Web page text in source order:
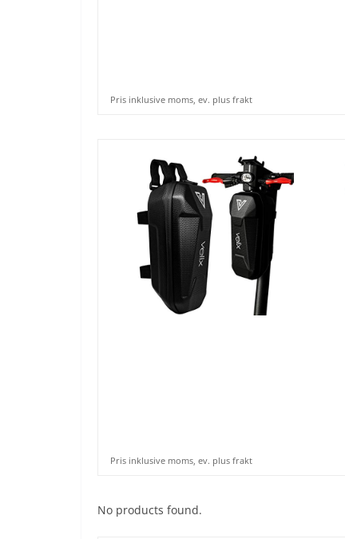
Pris inklusive moms, ev. plus frakt
Pris inklusive moms, ev. plus frakt
No products found.